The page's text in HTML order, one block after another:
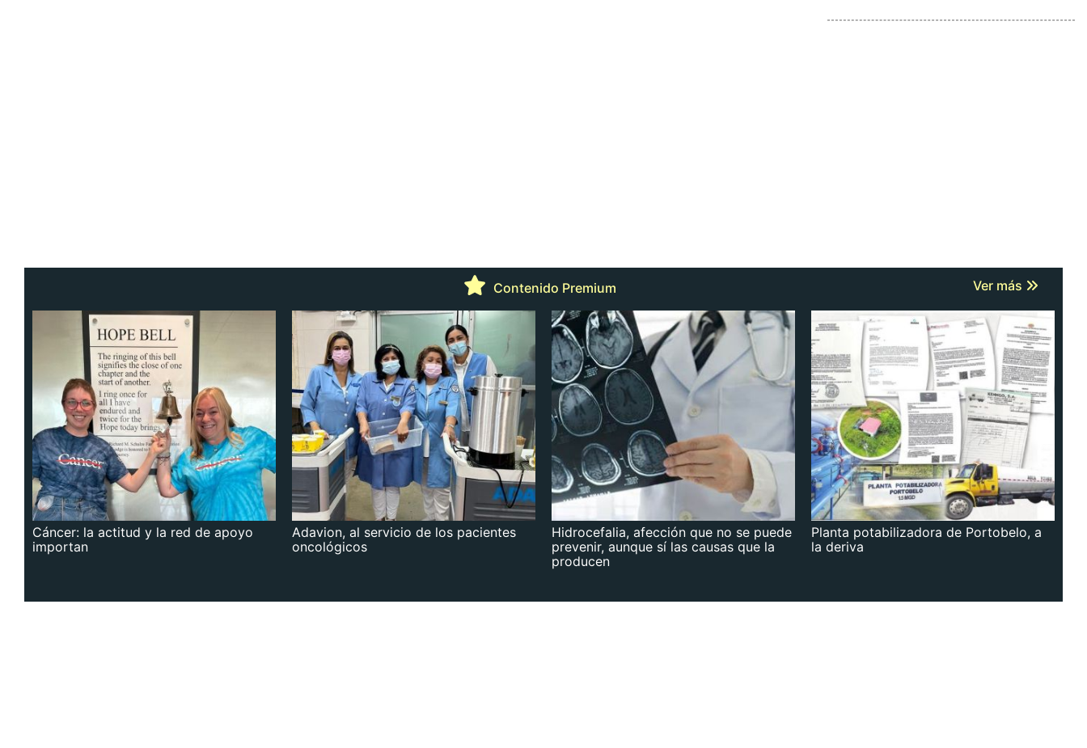
Contenido Premium Ver más
Cáncer: la actitud y la red de apoyo
importan
Adavion, al servicio de los pacientes
oncológicos
Hidrocefalia, afección que no se puede
prevenir, aunque sí las causas que la
producen
Planta potabilizadora de Portobelo, a
la deriva